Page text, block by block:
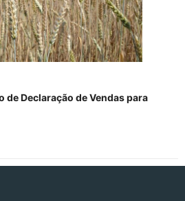
de Declaração de Vendas para